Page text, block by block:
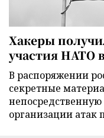
Хакеры
участия НАТО
В распоряжении
секретные
организации атак